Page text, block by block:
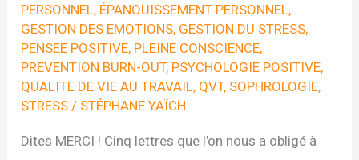
PERSONNEL, ÉPANOUISSEMENT PERSONNEL,
GESTION DES EMOTIONS, GESTION DU STRESS,
PENSEE POSITIVE, PLEINE CONSCIENCE,
PREVENTION BURN-OUT, PSYCHOLOGIE POSITIVE,
QUALITE DE VIE AU TRAVAIL, QVT, SOPHROLOGIE,
STRESS / STÉPHANE YAÏCH
Dites MERCI ! Cinq lettres que l’on nous a obligé à